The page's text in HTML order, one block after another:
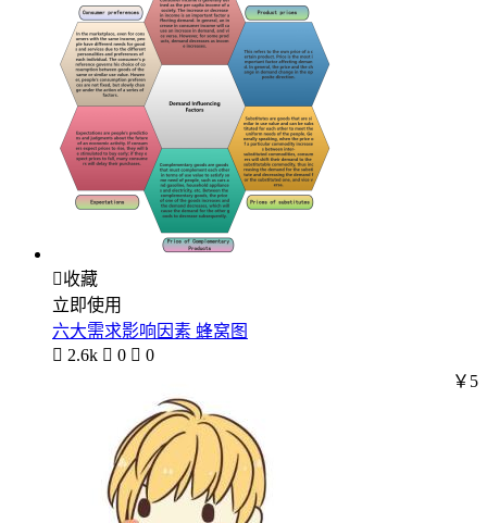
收藏
立即使用
六大需求影响因素 蜂窝图
 2.6k  0  0
￥5